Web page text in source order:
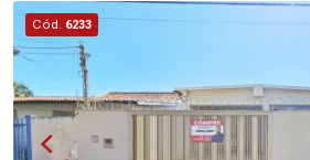
- Quintal - Corredor lateral -
Vestiário - Cerca elétrica - 2 vagas
Imobiliária, referência no
desde 2000. Especialistas em
Lançamentos! Avenida João
Boa Vista | Ribeirão Preto.
Cód. 6233